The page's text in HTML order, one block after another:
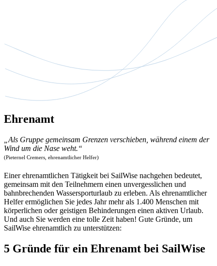
Ehrenamt
„Als Gruppe gemeinsam Grenzen verschieben, während einem der
Wind um die Nase weht.“
(Pieternel Cremers, ehrenamtlicher Helfer​)
Einer ehrenamtlichen Tätigkeit bei SailWise nachgehen bedeutet,
gemeinsam mit den Teilnehmern einen unvergesslichen und
bahnbrechenden Wassersporturlaub zu erleben. Als ehrenamtlicher
Helfer ermöglichen Sie jedes Jahr mehr als 1.400 Menschen mit
körperlichen oder geistigen Behinderungen einen aktiven Urlaub.
Und auch Sie werden eine tolle Zeit haben! Gute Gründe, um
SailWise ehrenamtlich zu unterstützen:
5 Gründe für ein Ehrenamt bei SailWise